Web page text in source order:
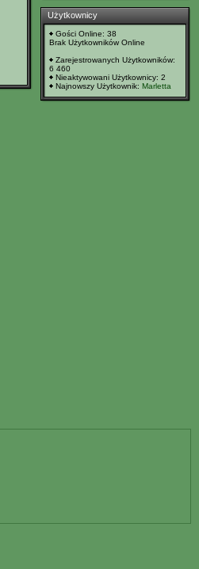
Użytkownicy
Gości Online: 38
Brak Użytkowników Online
Zarejestrowanych Użytkowników:
6 460
Nieaktywowani Użytkownicy: 2
Najnowszy Użytkownik: Marletta